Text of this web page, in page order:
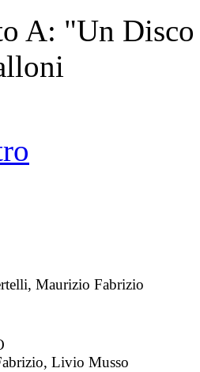
A: "Un
Maurizio Fabrizio
Livio Musso